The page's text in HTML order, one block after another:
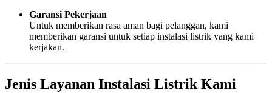
Garansi Pekerjaan
Untuk memberikan rasa aman bagi pelanggan, kami
memberikan garansi untuk setiap instalasi listrik yang kami
kerjakan.
Jenis Layanan Instalasi Listrik Kami